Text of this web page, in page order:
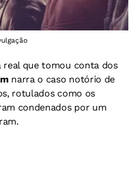
real que tomou conta dos
narra o caso notório de
rotulados como os
condenados por um